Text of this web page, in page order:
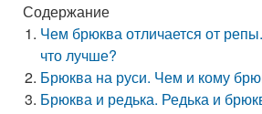
Содержание
Чем брюква отличается от
что лучше?
Брюква на руси. Чем и кому
Брюква и редька. Редька и